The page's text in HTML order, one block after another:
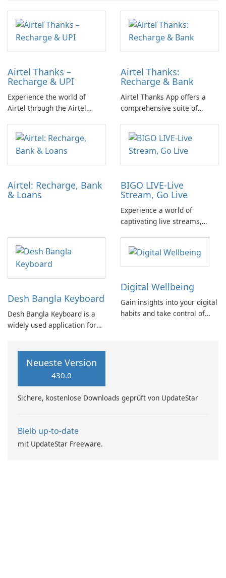
Airtel Thanks –
Recharge & UPI
Experience the world of
Airtel through the Airtel
you to easily recharge your
device, make hassle-free bill
payments, manage calls,
check data balance, and
transactions.
Airtel Thanks:
Recharge & Bank
Airtel Thanks App offers a
comprehensive suite of
ecosystem directly on your
mobile device. Engage in
seamless transactions for
your everyday needs,
recharge, DTH recharge,
postpaid mobile …
Airtel: Recharge, Bank
& Loans
BIGO LIVE-Live
Stream, Go Live
Experience a world of
captivating live streams,
connections with people from
all corners of the globe on
Desh Bangla Keyboard
Desh Bangla Keyboard is a
widely used application for
input methods to
Digital Wellbeing
Gain insights into your digital
habits and take control of
Neueste Version
430.0
Sichere, kostenlose Downloads geprüft von UpdateStar
Bleib up-to-date
mit UpdateStar Freeware.